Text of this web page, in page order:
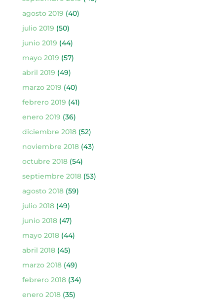
agosto 2019 (40)
julio 2019 (50)
junio 2019 (44)
mayo 2019 (57)
abril 2019 (49)
marzo 2019 (40)
febrero 2019 (41)
enero 2019 (36)
diciembre 2018(52)
noviembre 2018(43)
octubre 2018(54)
septiembre 2018(53)
agosto 2018(59)
julio 2018(49)
junio 2018(47)
mayo 2018(44)
abril 2018(45)
marzo 2018(49)
febrero 2018(34)
enero 2018(35)